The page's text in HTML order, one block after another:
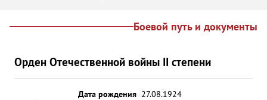
Боевой путь и документы
Орден Отечественной войны II степени
Дата рождения 27.08.1924